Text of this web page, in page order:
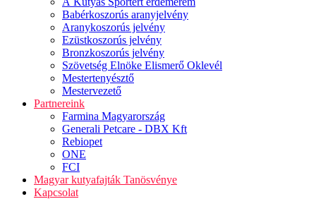
Babérkoszorús aranyjelvény
Aranykoszorús jelvény
Ezüstkoszorús jelvény
Bronzkoszorús jelvény
Szövetség Elnöke Elismerő Oklevél
Mestertenyésztő
Mestervezető
Partnereink
Farmina Magyarország
Generali Petcare - DBX Kft
Rebiopet
ONE
FCI
Magyar kutyafajták Tanösvénye
Kapcsolat